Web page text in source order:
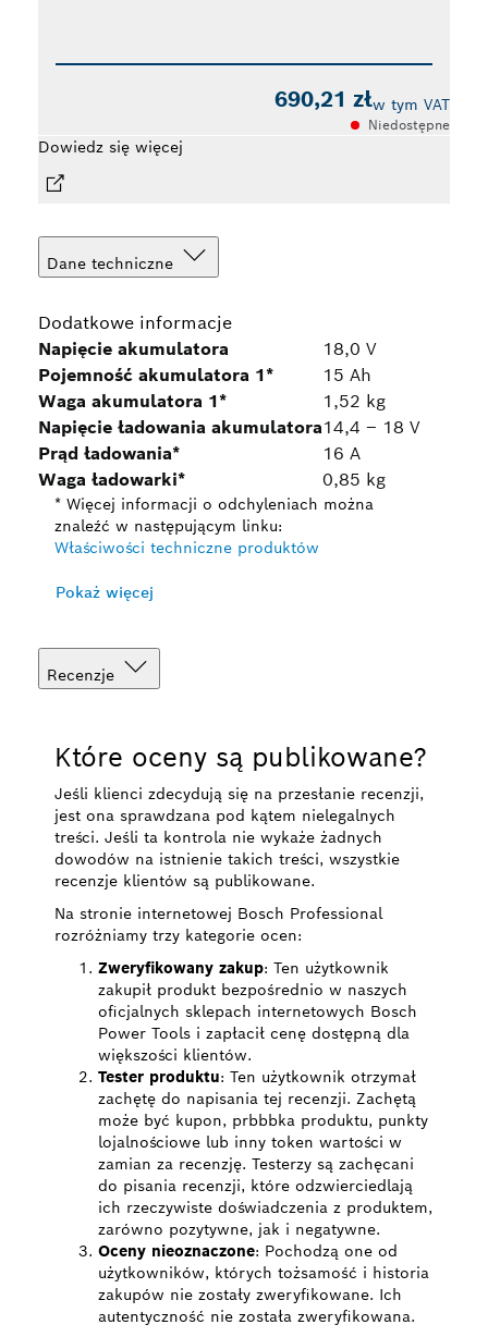
690,21 złw tym VAT
Niedostępne
Dowiedz się więcej
Dane techniczne
Dodatkowe informacje
Napięcie akumulatora
18,0 V
Pojemność akumulatora 1*
15 Ah
Waga akumulatora 1*
1,52 kg
Napięcie ładowania akumulatora14,4 – 18 V
Prąd ładowania*
16 A
Waga ładowarki*
0,85 kg
* Więcej informacji o odchyleniach można
znaleźć w następującym linku:
Właściwości techniczne produktów
Pokaż więcej
Recenzje
Które oceny są publikowane?
Jeśli klienci zdecydują się na przesłanie recenzji,
jest ona sprawdzana pod kątem nielegalnych
treści. Jeśli ta kontrola nie wykaże żadnych
dowodów na istnienie takich treści, wszystkie
recenzje klientów są publikowane.
Na stronie internetowej Bosch Professional
rozróżniamy trzy kategorie ocen:
Zweryfikowany zakup: Ten użytkownik
zakupił produkt bezpośrednio w naszych
oficjalnych sklepach internetowych Bosch
Power Tools i zapłacił cenę dostępną dla
większości klientów.
Tester produktu: Ten użytkownik otrzymał
zachętę do napisania tej recenzji. Zachętą
może być kupon, prbbbka produktu, punkty
lojalnościowe lub inny token wartości w
zamian za recenzję. Testerzy są zachęcani
do pisania recenzji, które odzwierciedlają
ich rzeczywiste doświadczenia z produktem,
zarówno pozytywne, jak i negatywne.
Oceny nieoznaczone: Pochodzą one od
użytkowników, których tożsamość i historia
zakupów nie zostały zweryfikowane. Ich
autentyczność nie została zweryfikowana.